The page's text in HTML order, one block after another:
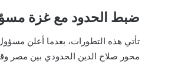
ضبط الحدود مع غزة
تأتي هذه التطورات، بعدما أعلن
محور صلاح الدين الحدودي بين مصر